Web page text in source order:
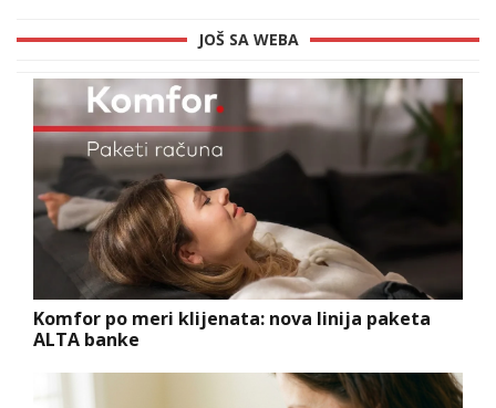
JOŠ SA WEBA
Komfor po meri klijenata: nova linija paketa
ALTA banke